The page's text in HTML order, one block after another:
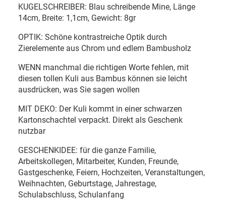
KUGELSCHREIBER: Blau schreibende Mine, Länge
14cm, Breite: 1,1cm, Gewicht: 8gr
OPTIK: Schöne kontrastreiche Optik durch
Zierelemente aus Chrom und edlem Bambusholz
WENN manchmal die richtigen Worte fehlen, mit
diesen tollen Kuli aus Bambus können sie leicht
ausdrücken, was Sie sagen wollen
MIT DEKO: Der Kuli kommt in einer schwarzen
Kartonschachtel verpackt. Direkt als Geschenk
nutzbar
GESCHENKIDEE: für die ganze Familie,
Arbeitskollegen, Mitarbeiter, Kunden, Freunde,
Gastgeschenke, Feiern, Hochzeiten, Veranstaltungen,
Weihnachten, Geburtstage, Jahrestage,
Schulabschluss, Schulanfang